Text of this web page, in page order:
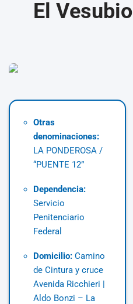
El Vesubio
Otras
denominaciones:
LA PONDEROSA /
“PUENTE 12”
Dependencia:
Servicio
Penitenciario
Federal
Domicilio: Camino
de Cintura y cruce
Avenida Ricchieri |
Aldo Bonzi – La